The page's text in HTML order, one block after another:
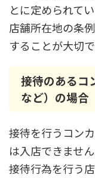
とに定められて
店舗所在地の条
することが大切で
接待のあるコ
など）の場合
接待を行うコン
は入店できません
接待行為を行う